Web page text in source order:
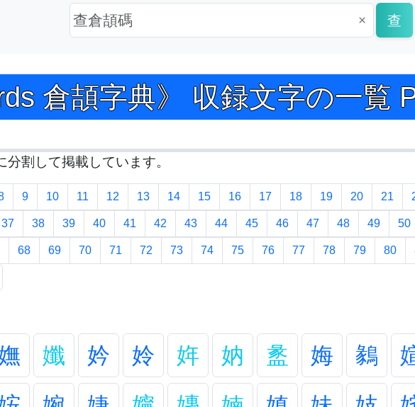
× 查
倉頡字典》 収録文字の一覧
割して掲載しています。
9 10 11 12 13 14 15 16 17 18 19 20 21
37 38 39 40 41 42 43 44 45 46 47 48 49 50
68 69 70 71 72 73 74 75 76 77 78 79 80
孅 妗 姈 姩 妠 盠 娒 鶨